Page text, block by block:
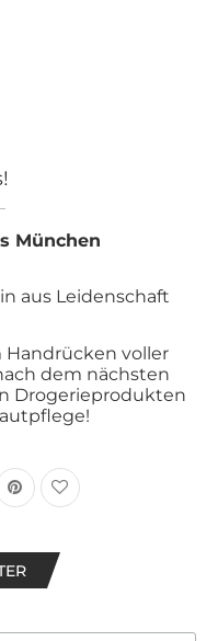
München
aus Leidenschaft
voller
dem nächsten
Drogerieprodukten